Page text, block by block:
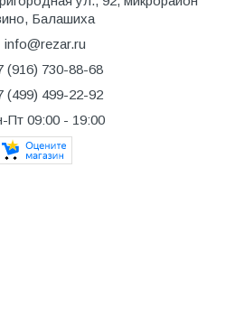
Балашиха
info@rezar.ru
(916) 730-88-68
(499) 499-22-92
Пт 09:00 - 19:00